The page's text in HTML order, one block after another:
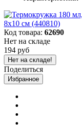
Код товара: 62690
Нет на складе
194 руб
Нет на складе!
Поделиться
Избранное